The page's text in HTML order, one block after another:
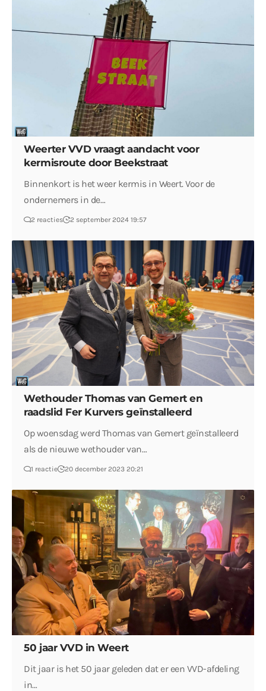
Weerter VVD vraagt aandacht voor
kermisroute door Beekstraat
Binnenkort is het weer kermis in Weert. Voor de
ondernemers in de…
2 reacties 2 september 2024 19:57
Wethouder Thomas van Gemert en
raadslid Fer Kurvers geïnstalleerd
Op woensdag werd Thomas van Gemert geïnstalleerd
als de nieuwe wethouder van…
1 reactie 20 december 2023 20:21
50 jaar VVD in Weert
Dit jaar is het 50 jaar geleden dat er een VVD-afdeling
in…